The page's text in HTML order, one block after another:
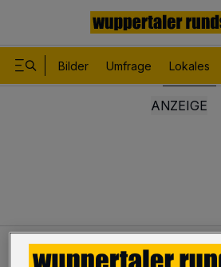
Bilder Umfrage Lokales
Lokales Auto in Flammen